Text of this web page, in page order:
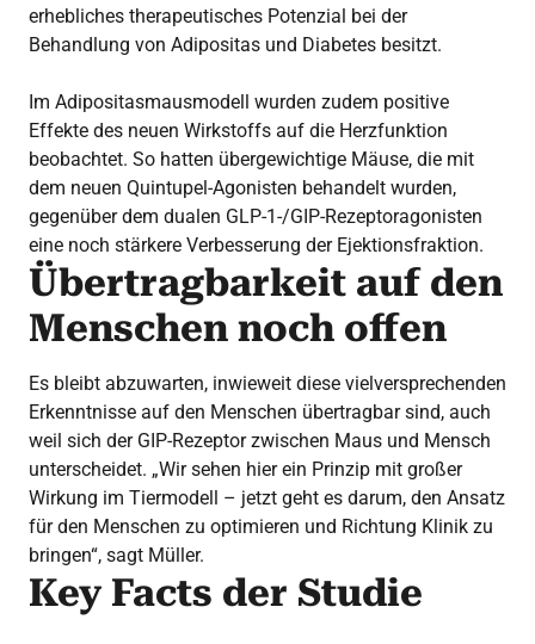
erhebliches therapeutisches Potenzial bei der
Behandlung von Adipositas und Diabetes besitzt.
Im Adipositasmausmodell wurden zudem positive
Effekte des neuen Wirkstoffs auf die Herzfunktion
beobachtet. So hatten übergewichtige Mäuse, die mit
dem neuen Quintupel-Agonisten behandelt wurden,
gegenüber dem dualen GLP-1-/GIP-Rezeptoragonisten
eine noch stärkere Verbesserung der Ejektionsfraktion.
Übertragbarkeit auf den
Menschen noch offen
Es bleibt abzuwarten, inwieweit diese vielversprechenden
Erkenntnisse auf den Menschen übertragbar sind, auch
weil sich der GIP-Rezeptor zwischen Maus und Mensch
unterscheidet. „Wir sehen hier ein Prinzip mit großer
Wirkung im Tiermodell – jetzt geht es darum, den Ansatz
für den Menschen zu optimieren und Richtung Klinik zu
bringen“, sagt Müller.
Key Facts der Studie